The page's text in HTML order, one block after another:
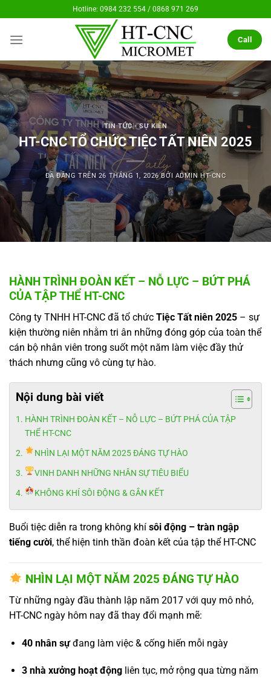
đến
nội
Hotline: 0984 232 554 / 0868 971 269
Call
TIN TỨC - SỰ KIỆN
HT-CNC TỔ CHỨC TIỆC TẤT NIÊN 2025
ĐÃ ĐĂNG TRÊN 26 THÁNG 1, 2026 BỞI ADMIN HT-CNC
HÀNH TRÌNH ĐOÀN KẾT – NỖ LỰC – BỨT PHÁ
CỦA TẬP THỂ HT-CNC
Công ty TNHH HT-CNC đã tổ chức Tiệc Tất niên 2025 – sự
kiện thường niên nhằm tri ân những đóng góp của toàn thể
cán bộ nhân viên trong suốt một năm làm việc đầy thử
thách nhưng cũng vô cùng tự hào.
Nội dung bài viết
HÀNH TRÌNH ĐOÀN KẾT – NỖ LỰC – BỨT PHÁ CỦA TẬP
THỂ HT-CNC
NHÌN LẠI MỘT NĂM 2025 ĐÁNG TỰ HÀO
VINH DANH NHỮNG NHÂN SỰ TIÊU BIỂU
KHÔNG KHÍ SÔI ĐỘNG & GẮN KẾT
Buổi tiệc diễn ra trong không khí sôi động – tràn ngập
tiếng cười, thể hiện tinh thần đoàn kết của tập thể HT-CNC
NHÌN LẠI MỘT NĂM 2025 ĐÁNG TỰ HÀO
Từ những ngày đầu thành lập năm 2017 với quy mô nhỏ,
HT-CNC ngày hôm nay đã thay đổi mạnh mẽ:
40 nhân sựđang làm việc & cống hiến mỗi ngày
3 nhà xưởng hoạt độngliên tục, mở rộng qua từng năm